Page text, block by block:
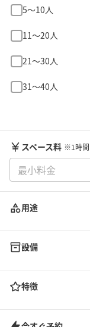
5〜10人
11〜20人
21〜30人
31〜40人
スペース料 ※1時間
用途
設備
特徴